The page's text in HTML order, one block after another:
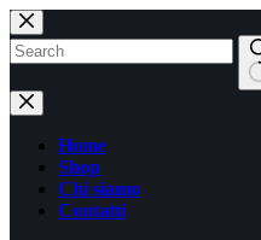
Salta
al
contenuto
Nessun
risultato
Home
Shop
Chi siamo
Contatti